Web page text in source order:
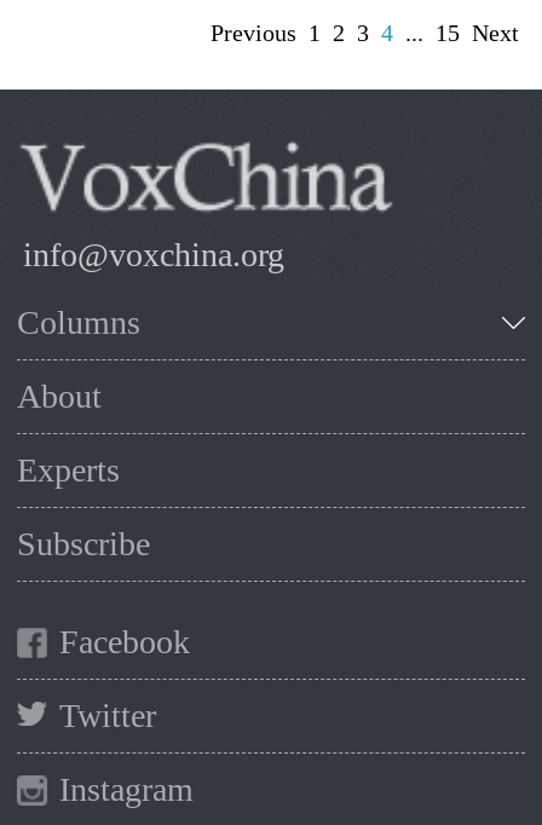
Previous 1 2 3 4 ... 15 Next
info@voxchina.org
Columns
About
Experts
Subscribe
Facebook
Twitter
Instagram